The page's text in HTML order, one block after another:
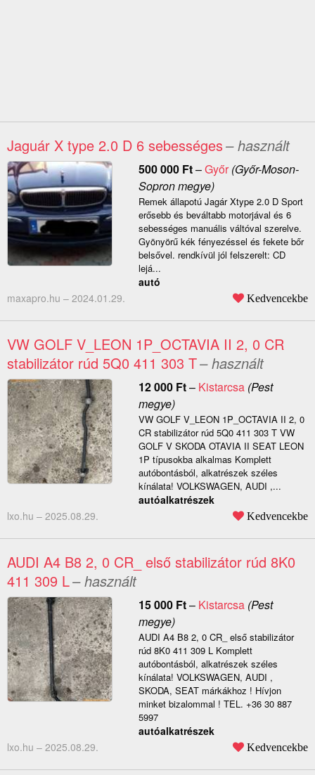
Jaguár X type 2.0 D 6 sebességes– használt
500 000 Ft–Győr(Győr-Moson-
Sopron megye)
Remek állapotú Jagár Xtype 2.0 D Sport
erősebb és beváltabb motorjával és 6
sebességes manuális váltóval szerelve.
Gyönyörű kék fényezéssel és fekete bőr
belsővel. rendkívül jól felszerelt: CD
lejá...
autó
maxapro.hu – 2024.01.29. Kedvencekbe
VW GOLF V_LEON 1P_OCTAVIA II 2, 0 CR
stabilizátor rúd 5Q0 411 303 T– használt
12 000 Ft– Kistarcsa(Pest
megye)
VW GOLF V_LEON 1P_OCTAVIA II 2, 0
CR stabilizátor rúd 5Q0 411 303 T VW
GOLF V SKODA OTAVIA II SEAT LEON
1P típusokba alkalmas Komplett
autóbontásból, alkatrészek széles
kínálata! VOLKSWAGEN, AUDI ,...
autóalkatrészek
lxo.hu – 2025.08.29. Kedvencekbe
AUDI A4 B8 2, 0 CR_ első stabilizátor rúd 8K0
411 309 L– használt
15 000 Ft– Kistarcsa(Pest
megye)
AUDI A4 B8 2, 0 CR_ első stabilizátor
rúd 8K0 411 309 L Komplett
autóbontásból, alkatrészek széles
kínálata! VOLKSWAGEN, AUDI ,
SKODA, SEAT márkákhoz ! Hívjon
minket bizalommal ! TEL. +36 30 887
5997
autóalkatrészek
lxo.hu – 2025.08.29. Kedvencekbe